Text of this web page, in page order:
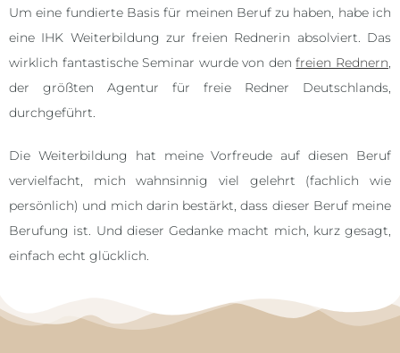
Um eine fundierte Basis für meinen Beruf zu haben, habe ich
eine IHK Weiterbildung zur freien Rednerin absolviert. Das
wirklich fantastische Seminar wurde von denfreien Rednern,
der größten Agentur für freie Redner Deutschlands,
durchgeführt.
Die Weiterbildung hat meine Vorfreude auf diesen Beruf
vervielfacht, mich wahnsinnig viel gelehrt (fachlich wie
persönlich) und mich darin bestärkt, dass dieser Beruf meine
Berufung ist. Und dieser Gedanke macht mich, kurz gesagt,
einfach echt glücklich.